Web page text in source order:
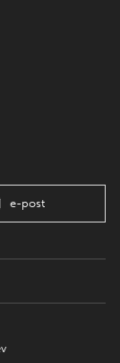
e-post